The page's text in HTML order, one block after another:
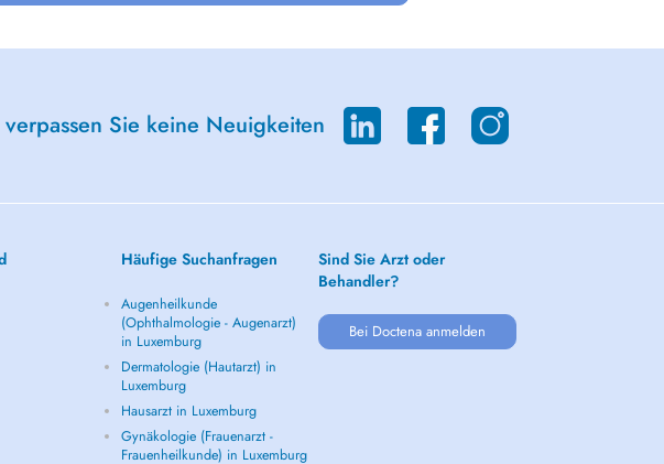
Sie keine Neuigkeiten
Häufige Suchanfragen
Augenheilkunde
(Ophthalmologie - Augenarzt)
in Luxemburg
Dermatologie (Hautarzt) in
Luxemburg
Hausarzt in Luxemburg
Gynäkologie (Frauenarzt -
Frauenheilkunde) in Luxemburg
Sind Sie Arzt oder
Behandler?
Bei Doctena anmelden